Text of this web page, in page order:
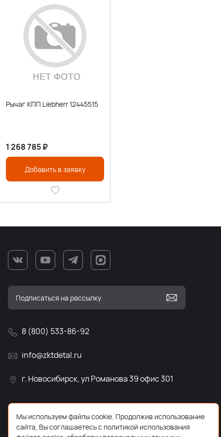
Рычаг КПП Liebherr 12445515
1 268 785₽
Добавить в заявку
8 (800) 533-86-92
info@zktdetal.ru
г. Новосибирск, ул Романова 39 офис 301
Мы используем файлы cookie. Продолжив использование
сайта, Вы соглашаетесь с политикой использования